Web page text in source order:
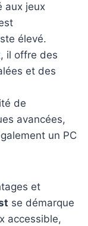
aux jeux
élevé.
il offre des
et des
de
avancées,
un PC
et
se démarque
accessible,